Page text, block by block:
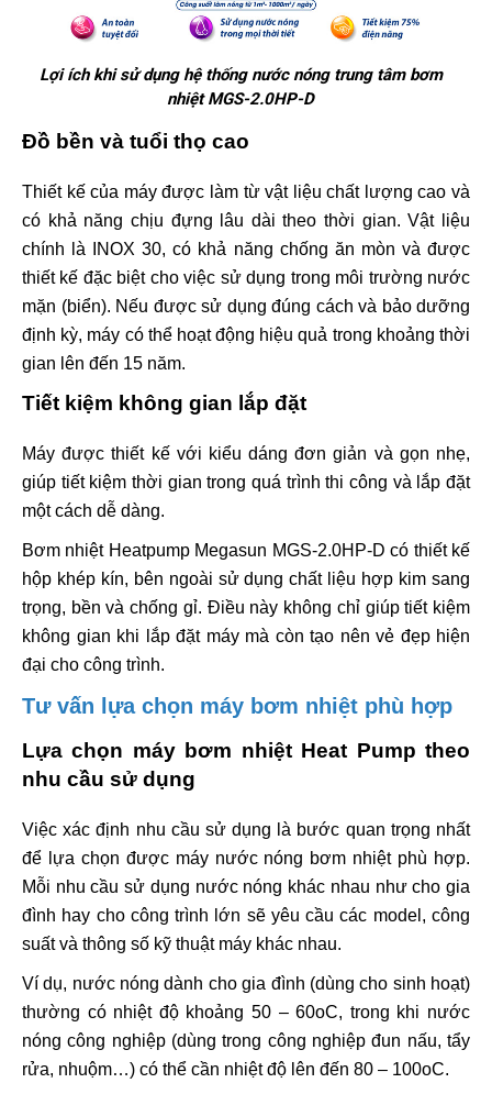
Lợi ích khi sử dụng hệ thống nước nóng trung tâm bơm
nhiệt MGS-2.0HP-D
Đồ bền và tuổi thọ cao
Thiết kế của máy được làm từ vật liệu chất lượng cao và
có khả năng chịu đựng lâu dài theo thời gian. Vật liệu
chính là INOX 30, có khả năng chống ăn mòn và được
thiết kế đặc biệt cho việc sử dụng trong môi trường nước
mặn (biển). Nếu được sử dụng đúng cách và bảo dưỡng
định kỳ, máy có thể hoạt động hiệu quả trong khoảng thời
gian lên đến 15 năm.
Tiết kiệm không gian lắp đặt
Máy được thiết kế với kiểu dáng đơn giản và gọn nhẹ,
giúp tiết kiệm thời gian trong quá trình thi công và lắp đặt
một cách dễ dàng.
Bơm nhiệt Heatpump Megasun MGS-2.0HP-D có thiết kế
hộp khép kín, bên ngoài sử dụng chất liệu hợp kim sang
trọng, bền và chống gỉ. Điều này không chỉ giúp tiết kiệm
không gian khi lắp đặt máy mà còn tạo nên vẻ đẹp hiện
đại cho công trình.
Tư vấn lựa chọn máy bơm nhiệt phù hợp
Lựa chọn máy bơm nhiệt Heat Pump theo
nhu cầu sử dụng
Việc xác định nhu cầu sử dụng là bước quan trọng nhất
để lựa chọn được máy nước nóng bơm nhiệt phù hợp.
Mỗi nhu cầu sử dụng nước nóng khác nhau như cho gia
đình hay cho công trình lớn sẽ yêu cầu các model, công
suất và thông số kỹ thuật máy khác nhau.
Ví dụ, nước nóng dành cho gia đình (dùng cho sinh hoạt)
thường có nhiệt độ khoảng 50 – 60oC, trong khi nước
nóng công nghiệp (dùng trong công nghiệp đun nấu, tẩy
rửa, nhuộm…) có thể cần nhiệt độ lên đến 80 – 100oC.